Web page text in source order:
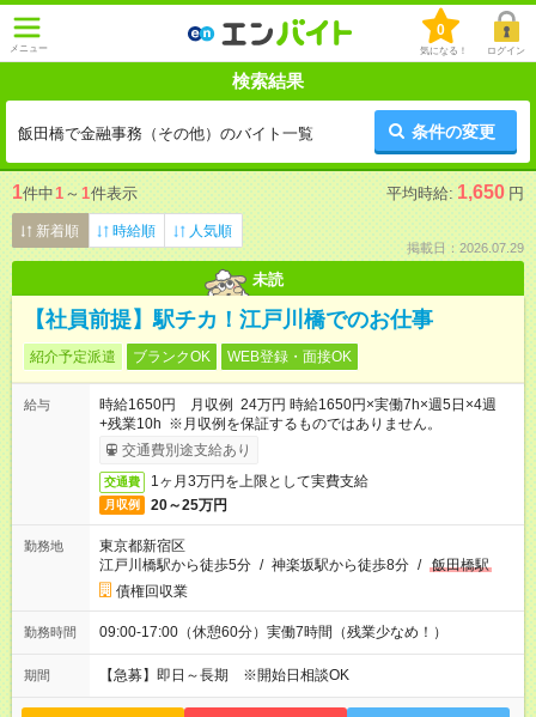
メニュー
0
気になる！ ログイン
検索結果
飯田橋で金融事務（その他）のバイト一覧 条件の変更
1件中1 ～ 1件表示 平均時給: 1,650 円
新着順 時給順 人気順
掲載日：2026.07.29
未読
【社員前提】駅チカ！江戸川橋でのお仕事
紹介予定派遣 ブランクOK WEB登録・面接OK
給与
時給1650円 月収例 24万円 時給1650円×実働7h×週5日×4週
+残業10h ※月収例を保証するものではありません。
交通費別途支給あり
交通費 1ヶ月3万円を上限として実費支給
月収例 20～25万円
勤務地
東京都新宿区
江戸川橋駅から徒歩5分 / 神楽坂駅から徒歩8分 / 飯田橋駅
債権回収業
勤務時間 09:00-17:00（休憩60分）実働7時間（残業少なめ！）
期間 【急募】即日～長期 ※開始日相談OK